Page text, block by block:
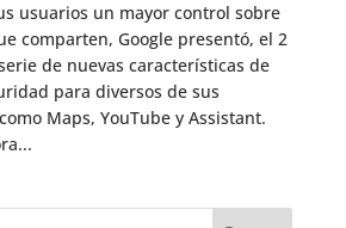
usuarios un mayor control sobre
comparten, Google presentó, el 2
de nuevas características de
para diversos de sus
Maps, YouTube y Assistant.